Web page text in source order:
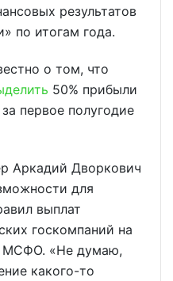
результатов
по итогам года.
о том, что
50% прибыли
первое полугодие
Аркадий Дворкович
для
выплат
госкомпаний на
МСФО. «Не думаю,
какого-то